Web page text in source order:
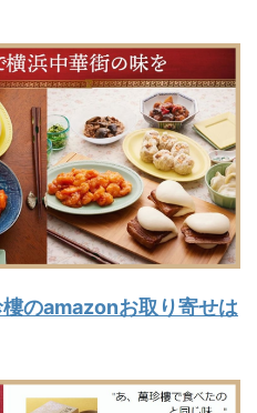
樓のamazonお取り寄せは